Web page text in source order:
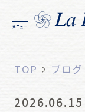
メニュー
TOP ブログ
2026.06.15